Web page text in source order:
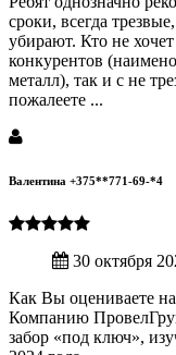
сроки, всегда
убирают. Кто не
конкурентов
металл), так и с не
пожалеете ...
Валентина +375**771-69-*4
30 октября
Как Вы оцениваете
Компанию
забор «под ключ»,